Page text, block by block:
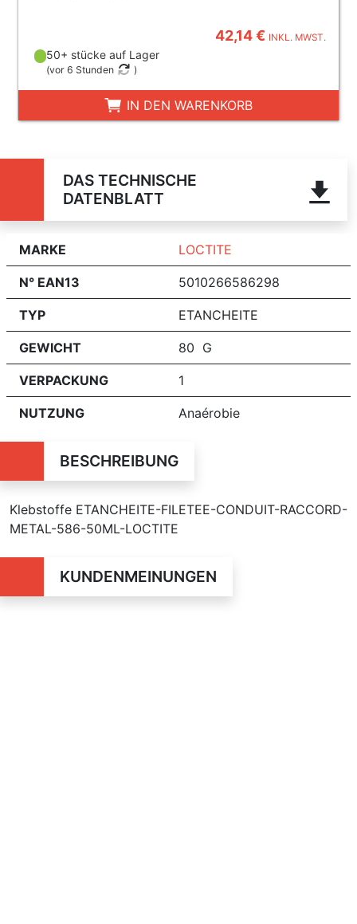
42,14 € INKL. MWST.
50+ stücke auf Lager
(vor 6 Stunden )
IN DEN WARENKORB
DAS TECHNISCHE
DATENBLATT
MARKE LOCTITE
N° EAN13 5010266586298
TYP ETANCHEITE
GEWICHT 80 G
VERPACKUNG 1
NUTZUNG Anaérobie
BESCHREIBUNG
Klebstoffe ETANCHEITE-FILETEE-CONDUIT-RACCORD-
METAL-586-50ML-LOCTITE
KUNDENMEINUNGEN